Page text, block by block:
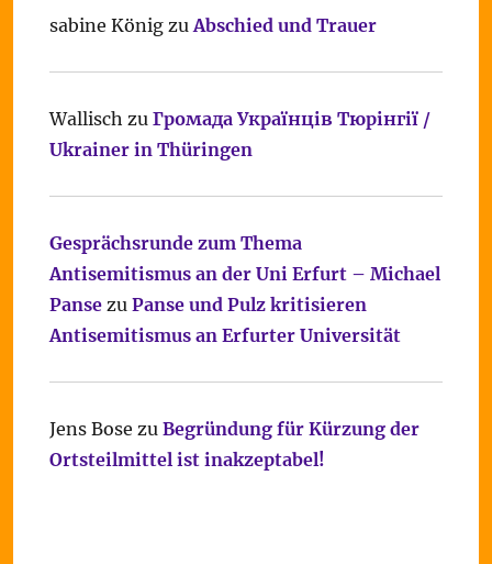
sabine KönigzuAbschied und Trauer
Wallisch zu Громада Українців Тюрінгії /
Ukrainer in Thüringen
Gesprächsrunde zum Thema
Antisemitismus an der Uni Erfurt – Michael
Pansezu Panse und Pulz kritisieren
Antisemitismus an Erfurter Universität
Jens Bose zu Begründung für Kürzung der
Ortsteilmittel ist inakzeptabel!